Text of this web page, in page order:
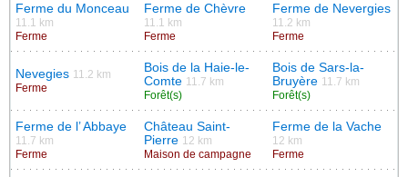
Ferme du Monceau
11.1 km
Ferme
Ferme de Chèvre
11.1 km
Ferme
Ferme de Nevergies
11.2 km
Ferme
Nevegies 11.2 km
Ferme
Bois de la Haie-le-
Comte 11.7 km
Forêt(s)
Bois de Sars-la-
Bruyère 11.7 km
Forêt(s)
Ferme de l’ Abbaye
11.7 km
Ferme
Château Saint-
Pierre 12 km
Maison de campagne
Ferme de la Vache
12 km
Ferme